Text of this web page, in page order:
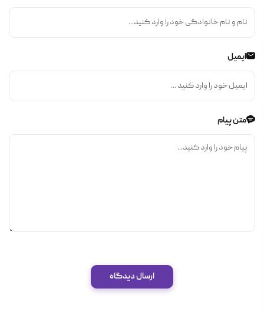
ایمیل
متن پیام
ارسال دیدگاه